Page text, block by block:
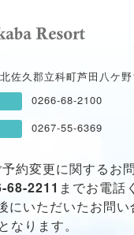
佐久郡立科町芦田八ケ
0266-68-2100
0267-55-6369
約変更に関するお
68-2211 までお電話
にいただいたお問い
なります。